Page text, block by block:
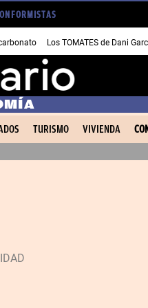
Los TOMATES de Dani
TURISMO VIVIENDA